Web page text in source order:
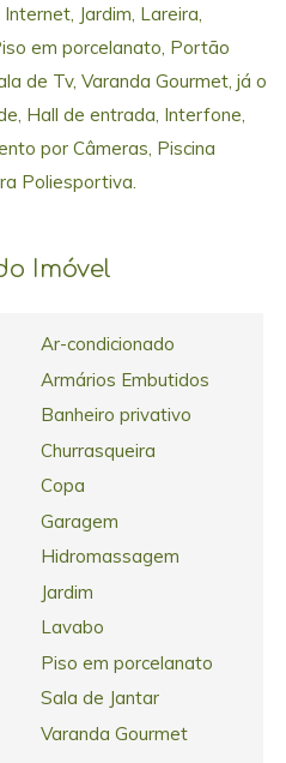
Jardim, Lareira,
em porcelanato, Portão
de Tv, Varanda Gourmet, já o
Hall de entrada, Interfone,
por Câmeras, Piscina
Poliesportiva.
Imóvel
Ar-condicionado
Armários Embutidos
Banheiro privativo
Churrasqueira
Copa
Garagem
Hidromassagem
Jardim
Lavabo
Piso em porcelanato
Sala de Jantar
Varanda Gourmet